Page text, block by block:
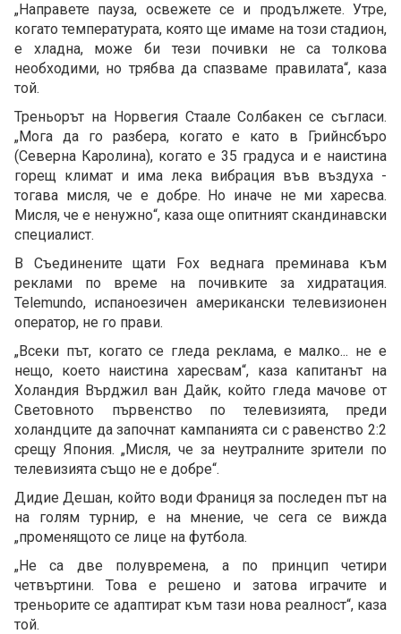
„Направете пауза, освежете се и продължете. Утре,
когато температурата, която ще имаме на този стадион,
е хладна, може би тези почивки не са толкова
необходими, но трябва да спазваме правилата“, каза
той.
Треньорът на Норвегия Стаале Солбакен се съгласи.
„Мога да го разбера, когато е като в Грийнсбъро
(Северна Каролина), когато е 35 градуса и е наистина
горещ климат и има лека вибрация във въздуха -
тогава мисля, че е добре. Но иначе не ми харесва.
Мисля, че е ненужно“, каза още опитният скандинавски
специалист.
В Съединените щати Fox веднага преминава към
реклами по време на почивките за хидратация.
Telemundo, испаноезичен американски телевизионен
оператор, не го прави.
„Всеки път, когато се гледа реклама, е малко... не е
нещо, което наистина харесвам“, каза капитанът на
Холандия Върджил ван Дайк, който гледа мачове от
Световното първенство по телевизията, преди
холандците да започнат кампанията си с равенство 2:2
срещу Япония. „Мисля, че за неутралните зрители по
телевизията също не е добре“.
Дидие Дешан, който води Франиця за последен път на
на голям турнир, е на мнение, че сега се вижда
„променящото се лице на футбола.
„Не са две полувремена, а по принцип четири
четвъртини. Това е решено и затова играчите и
треньорите се адаптират към тази нова реалност“, каза
той.